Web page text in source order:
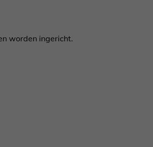
worden ingericht.